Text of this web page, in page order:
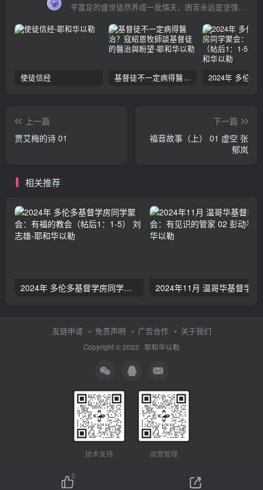
平富足的盛世徒然养成一批懦夫，困苦永远是坚强之母
使徒信经 基督徒不一定病得醫治？寇紹恩牧師談基督徒的醫治與盼望
上一篇
贾艾梅的诗 01
下一篇
福音故事（上） 01 虚空 张
郁岚
相关推荐
2024年 多伦多基督学房同学聚会：有福的教会（帖后1：1-5） 刘志雄
友链申请 免责声明 广告合作 关于我们
Copyright © 2022 · 耶和华以勒
技术支持 运营管理
0